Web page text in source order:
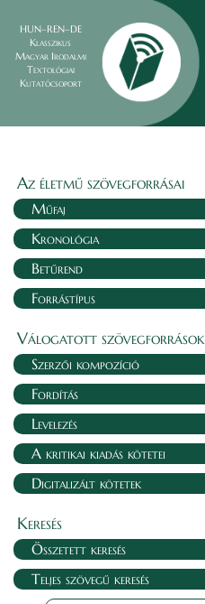
HUN–REN–DE
Klasszikus
Magyar Irodalmi
Textológiai
Kutatócsoport
Az életmű szövegforrásai
Műfaj
Kronológia
Betűrend
Forrástípus
Válogatott szövegforrások
Szerzői kompozíció
Fordítás
Levelezés
A kritikai kiadás kötetei
Digitalizált kötetek
Keresés
Összetett keresés
Teljes szövegű keresés